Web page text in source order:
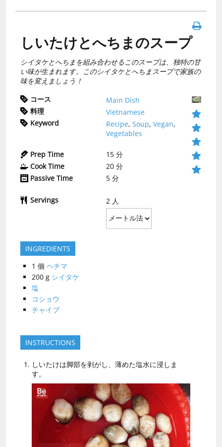
しいたけとへちまのスープ
シイタケとへちまを組み合わせるこのスープは、独特の甘
い味が生まれます。このシイタケとへちまスープで家族の
味を変えましょう！
コース
Main Dish
料理
Vietnamese
Keyword
Recipe,Soup,Vegan,
Vegetables
Prep Time 15 分
Cook Time
20 分
Passive Time
5 分
Servings 2 人
INGREDIENTS
1 個 ヘチマ
200 g シイタケ
塩
コショウ
チャイブ
INSTRUCTIONS
しいたけは脚部を剥がし、薄めた塩水に浸しま
す。